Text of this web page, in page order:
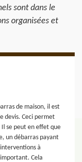
sont dans le
organisées et
de maison, il est
devis. Ceci permet
se peut en effet que
un débarras payant
à
Cela